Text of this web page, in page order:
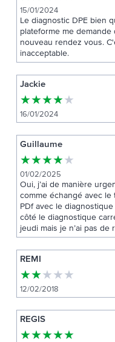
15/01/2024
Le diagnostic DPE bien
plateforme me
nouveau rendez vous.
inacceptable.
Jackie
★★★★★
16/01/2024
Guillaume
★★★★★
01/02/2025
Oui, j’ai de manière
comme échangé avec le
PDf avec le
côté le diagnostique
jeudi mais je n’ai pas de
REMI
★★★★★
12/02/2018
REGIS
★★★★★